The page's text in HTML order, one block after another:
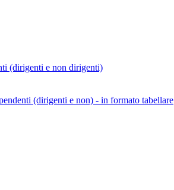
(dirigenti e non dirigenti)
(dirigenti e non) - in formato tabellare